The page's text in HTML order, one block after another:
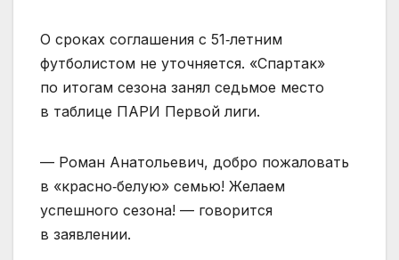
О сроках соглашения с 51‑летним
футболистом не уточняется. «Спартак»
по итогам сезона занял седьмое место
в таблице ПАРИ Первой лиги.
— Роман Анатольевич, добро пожаловать
в «красно‑белую» семью! Желаем
успешного сезона! — говорится
в заявлении.